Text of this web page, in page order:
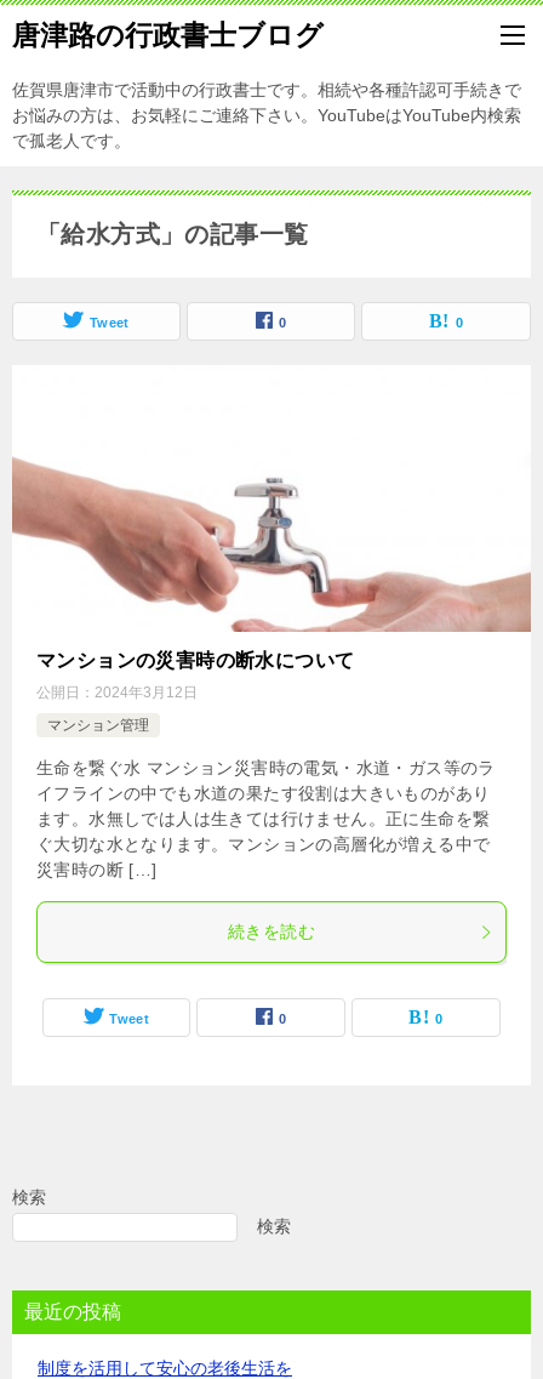
唐津路の行政書士ブログ
佐賀県唐津市で活動中の行政書士です。相続や各種許認可手続きで
お悩みの方は、お気軽にご連絡下さい。YouTubeはYouTube内検索
で孤老人です。
「給水方式」の記事一覧
Tweet 0 0
マンションの災害時の断水について
公開日： 2024年3月12日
マンション管理
生命を繋ぐ水 マンション災害時の電気・水道・ガス等のラ
イフラインの中でも水道の果たす役割は大きいものがあり
ます。水無しでは人は生きては行けません。正に生命を繋
ぐ大切な水となります。マンションの高層化が増える中で
災害時の断 […]
続きを読む
Tweet 0 0
検索
検索
最近の投稿
制度を活用して安心の老後生活を